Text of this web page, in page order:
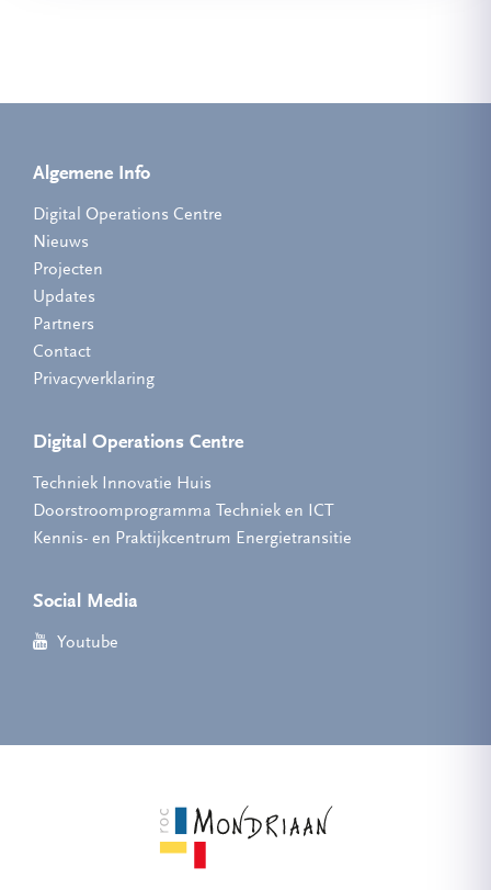
Algemene Info
Digital Operations Centre
Nieuws
Projecten
Updates
Partners
Contact
Privacyverklaring
Digital Operations Centre
Techniek Innovatie Huis
Doorstroomprogramma Techniek en ICT
Kennis- en Praktijkcentrum Energietransitie
Social Media
Youtube